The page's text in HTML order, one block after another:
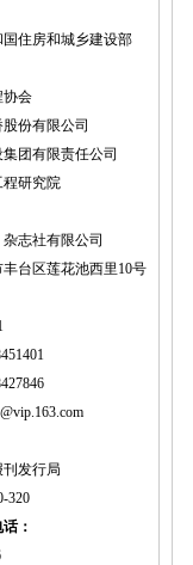
住房和城乡建设部
协会
份有限公司
团有限责任公司
程研究院
杂志社有限公司
台区莲花池西里10号
发行局
320
：